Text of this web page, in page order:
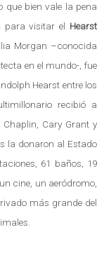
que bien vale la pena
para visitar el Hearst
Morgan –conocida
en el mundo-, fue
Hearst entre los
recibió a
Chaplin, Cary Grant y
la donaron al Estado
61 baños, 19
cine, un aeródromo,
más grande del